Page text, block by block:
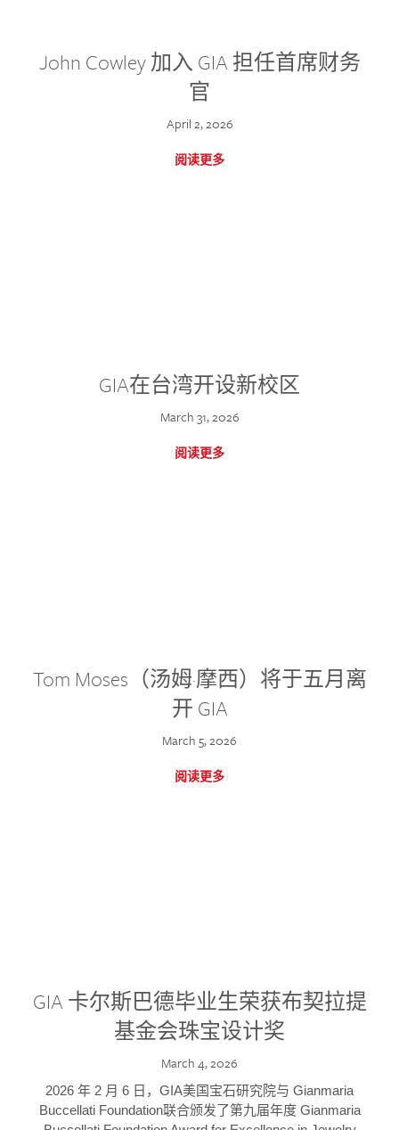
John Cowley 加入 GIA 担任首席财务
官
April 2, 2026
阅读更多
GIA在台湾开设新校区
March 31, 2026
阅读更多
Tom Moses（汤姆·摩西）将于五月离
开 GIA
March 5, 2026
阅读更多
GIA 卡尔斯巴德毕业生荣获布契拉提
基金会珠宝设计奖
March 4, 2026
2026 年 2 月 6 日，GIA美国宝石研究院与 Gianmaria
Buccellati Foundation联合颁发了第九届年度 Gianmaria